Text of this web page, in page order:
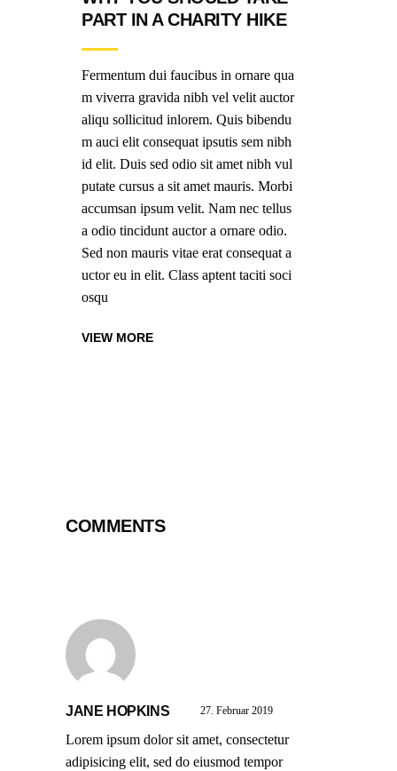
PART IN A CHARITY HIKE
Fermentum dui faucibus in ornare qua
m viverra gravida nibh vel velit auctor
aliqu sollicitud inlorem. Quis bibendu
m auci elit consequat ipsutis sem nibh
id elit. Duis sed odio sit amet nibh vul
putate cursus a sit amet mauris. Morbi
accumsan ipsum velit. Nam nec tellus
a odio tincidunt auctor a ornare odio.
Sed non mauris vitae erat consequat a
uctor eu in elit. Class aptent taciti soci
osqu
VIEW MORE
COMMENTS
JANE HOPKINS 27. Februar 2019
Lorem ipsum dolor sit amet, consectetur
adipisicing elit, sed do eiusmod tempor